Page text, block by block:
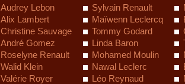
Audrey Lebon
Sylvain Renault
Alix Lambert
Maïwenn Leclercq
Christine Sauvage
Tommy Godard
André Gomez
Linda Baron
Roselyne Renault
Mohamed Moulin
Walid Klein
Nawal Leclerc
Valérie Royer
Léo Reynaud